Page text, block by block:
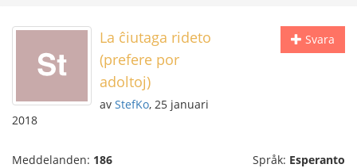
Svara
La ĉiutaga rideto
(prefere por
adoltoj)
av StefKo, 25 januari
2018
Meddelanden: 186 Språk: Esperanto